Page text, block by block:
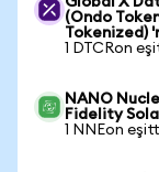
(Ondo
Tokenized)
1 DTCRon
NANO
Fidelity
1 NNEon